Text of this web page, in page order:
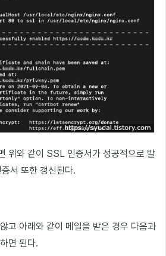
위와 같이 SSL 인증서가 성공적으로 발
서 또한 갱신된다.
고 아래와 같이 메일을 받은 경우 다음과
면 된다.